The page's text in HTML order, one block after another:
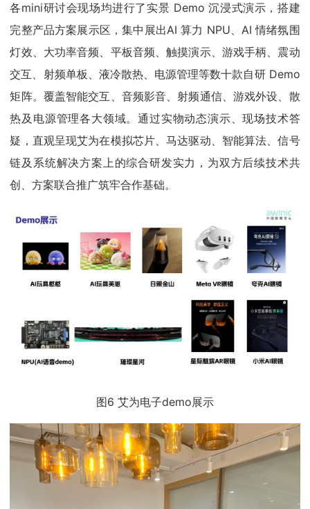
各mini研讨会现场均进行了实景 Demo 沉浸式演示，搭建
完整产品方案展示区，集中展出AI 算力 NPU、AI 情绪氛围
灯效、大功率音频、平板音频、触摸演示、游戏手柄、震动
交互、射频单板、液冷散热、电源管理等数十款自研 Demo
矩阵。覆盖智能交互、音频影音、射频通信、游戏外设、散
热及电源管理各大领域。通过实物动态演示、现场技术答
疑，直观呈现艾为在模拟芯片、马达驱动、智能算法、信号
链及系统解决方案上的综合研发实力，为双方后续技术共
创、方案联合推广筑牢合作基础。
图6 艾为电子demo展示